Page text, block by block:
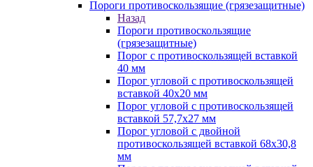
Пороги противоскользящие (грязезащитные)
Назад
Пороги противоскользящие
(грязезащитные)
Порог с противоскользящей вставкой
40 мм
Порог угловой с противоскользящей
вставкой 40х20 мм
Порог угловой с противоскользящей
вставкой 57,7х27 мм
Порог угловой с двойной
противоскользящей вставкой 68х30,8
мм